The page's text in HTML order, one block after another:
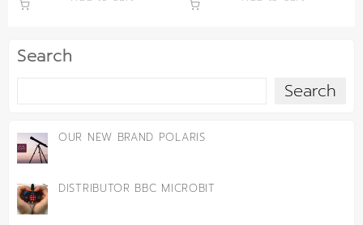
Search
Search
OUR NEW BRAND POLARIS
DISTRIBUTOR BBC MICROBIT